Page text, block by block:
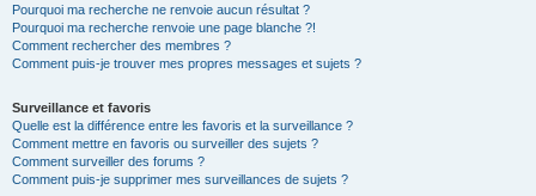
Pourquoi ma recherche ne renvoie aucun résultat ?
Pourquoi ma recherche renvoie une page blanche ?!
Comment rechercher des membres ?
Comment puis-je trouver mes propres messages et sujets ?
Surveillance et favoris
Quelle est la différence entre les favoris et la surveillance ?
Comment mettre en favoris ou surveiller des sujets ?
Comment surveiller des forums ?
Comment puis-je supprimer mes surveillances de sujets ?